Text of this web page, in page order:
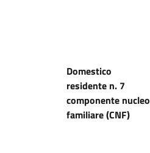
Domestico
residente n. 7
componente nucleo
familiare (CNF)